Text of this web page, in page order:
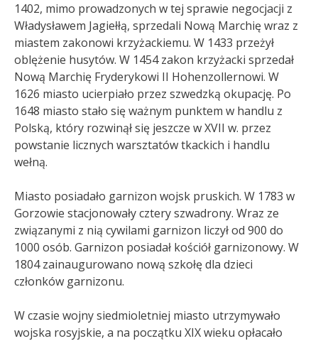
1402, mimo prowadzonych w tej sprawie negocjacji z
Władysławem Jagiełłą, sprzedali Nową Marchię wraz z
miastem zakonowi krzyżackiemu. W 1433 przeżył
oblężenie husytów. W 1454 zakon krzyżacki sprzedał
Nową Marchię Fryderykowi II Hohenzollernowi. W
1626 miasto ucierpiało przez szwedzką okupację. Po
1648 miasto stało się ważnym punktem w handlu z
Polską, który rozwinął się jeszcze w XVII w. przez
powstanie licznych warsztatów tkackich i handlu
wełną.
Miasto posiadało garnizon wojsk pruskich. W 1783 w
Gorzowie stacjonowały cztery szwadrony. Wraz ze
związanymi z nią cywilami garnizon liczył od 900 do
1000 osób. Garnizon posiadał kościół garnizonowy. W
1804 zainaugurowano nową szkołę dla dzieci
członków garnizonu.
W czasie wojny siedmioletniej miasto utrzymywało
wojska rosyjskie, a na początku XIX wieku opłacało